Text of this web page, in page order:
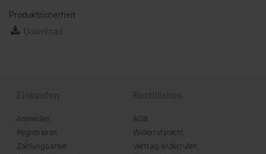
Produktsicherheit
Download
Anmelden
Registrieren
Zahlungsarten
AGB
Widerrufsrecht
Vertrag widerrufen